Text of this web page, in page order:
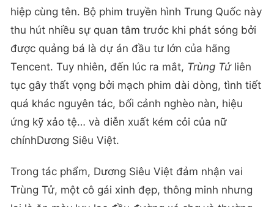
hiệp cùng tên. Bộ phim truyền hình Trung Quốc này
thu hút nhiều sự quan tâm trước khi phát sóng bởi
được quảng bá là dự án đầu tư lớn của hãng
Tencent. Tuy nhiên, đến lúc ra mắt, Trùng Tửliên
tục gây thất vọng bởi mạch phim dài dòng, tình tiết
quá khác nguyên tác, bối cảnh nghèo nàn, hiệu
ứng kỹ xảo tệ… và diễn xuất kém cỏi của nữ
chínhDương Siêu Việt.
Trong tác phẩm, Dương Siêu Việt đảm nhận vai
Trùng Tử, một cô gái xinh đẹp, thông minh nhưng